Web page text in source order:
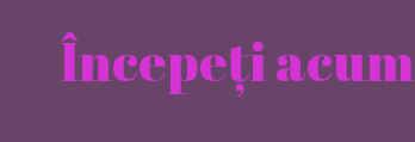
Începeți acum